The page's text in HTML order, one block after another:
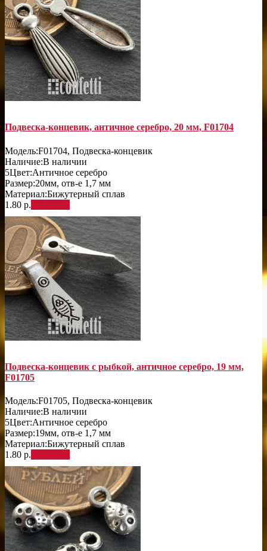
Подвеска-концевик, античное серебро, 20 мм, F01704
Модель:F01704, Подвеска-концевик
Наличие:В наличии
5Цвет:Античное серебро
Размер:20мм, отв-е 1,7 мм
Материал:Бижутерный сплав
1.80 р.
Подвеска-концевик с рыбкой, античное серебро, 19 мм,
F01705
Модель:F01705, Подвеска-концевик
Наличие:В наличии
5Цвет:Античное серебро
Размер:19мм, отв-е 1,7 мм
Материал:Бижутерный сплав
1.80 р.